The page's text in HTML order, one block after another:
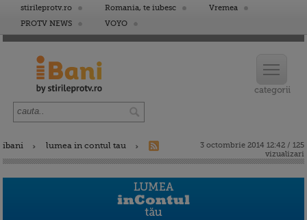
stirileprotv.ro Romania, te iubesc
Vremea
PROTV NEWS
VOYO
ibani lumea in contul tau
3 octombrie 2014 12:42 / 125
vizualizari